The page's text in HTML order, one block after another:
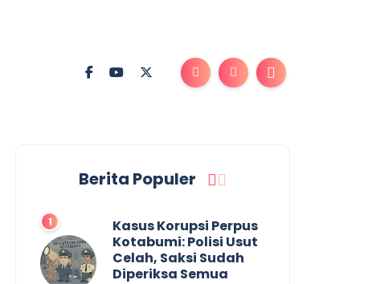
Berita Populer
Kasus Korupsi Perpus
Kotabumi: Polisi Usut
Celah, Saksi Sudah
Diperiksa Semua